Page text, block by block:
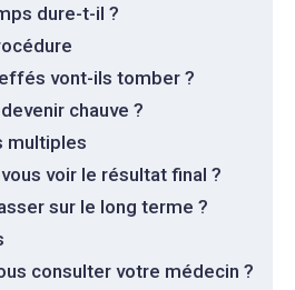
dure-t-il ?
vont-ils tomber ?
chauve ?
multiples
voir le résultat final ?
sur le long terme ?
consulter votre médecin ?